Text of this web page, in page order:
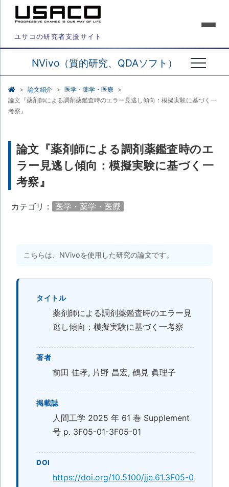
ユサコの研究者支援サイト
NVivo（質的研究、QDAソフト）
論文紹介
医学・薬学・医療
論文『薬剤師による調剤薬鑑査時のエラー見逃し傾向：模擬実験に基づく一
考察』
論文『薬剤師による調剤薬鑑査時のエ
ラー見逃し傾向：模擬実験に基づく一
考察』
カテゴリ： 医学・薬学・医療
こちらは、NVivoを使用した研究の論文です。
タイトル
薬剤師による調剤薬鑑査時のエラー見
逃し傾向：模擬実験に基づく一考察
著者
前田 佳孝, 片野 昌宏, 鶴見 眞理子
掲載誌
人間工学 2025 年 61 巻 Supplement
号 p. 3F05-01-3F05-01
DOI
https://doi.org/10.5100/jje.61.3F05-0